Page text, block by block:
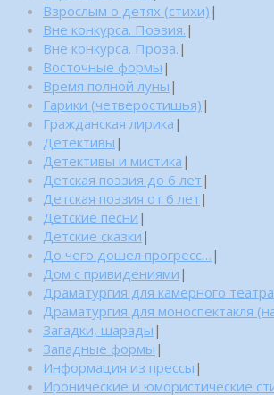
Взрослым о детях (стихи) |
Вне конкурса. Поэзия. |
Вне конкурса. Проза. |
Восточные формы |
Время полной луны |
Гарики (четверостишья) |
Гражданская лирика |
Детективы |
Детективы и мистика |
Детская поэзия до 6 лет |
Детская поэзия от 6 лет |
Детские песни |
Детские сказки |
До чего дошел прогресс… |
Дом с привидениями |
Драматургия для камерного
Драматургия для моноспектакля
Загадки, шарады |
Западные формы |
Информация из прессы |
Иронические и юмористические